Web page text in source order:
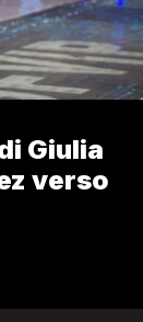
Giulia
verso